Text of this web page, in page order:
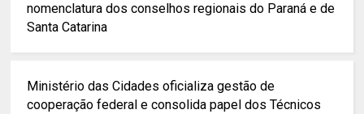
nomenclatura dos conselhos regionais do Paraná e de
Santa Catarina
Ministério das Cidades oficializa gestão de
cooperação federal e consolida papel dos Técnicos